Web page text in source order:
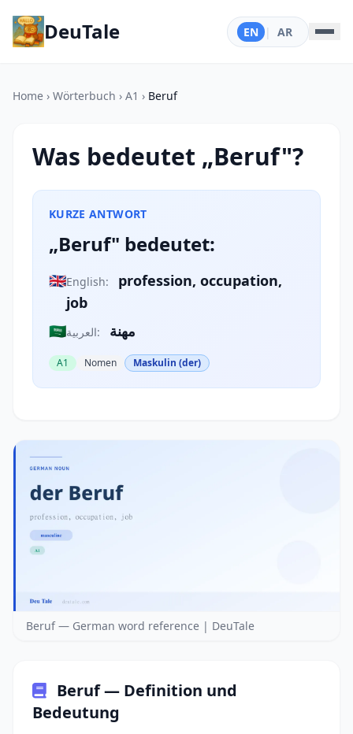
DeuTale EN | AR
Home › Wörterbuch › A1 › Beruf
Was bedeutet „Beruf"?
KURZE ANTWORT
„Beruf" bedeutet:
🇬🇧English:
profession, occupation,
job
🇸🇦
العربية: مهنة
A1 Nomen Maskulin (der)
Beruf — German word reference | DeuTale
Beruf — Definition und
Bedeutung